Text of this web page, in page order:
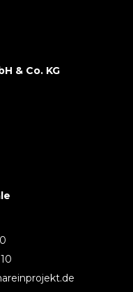
& Co. KG